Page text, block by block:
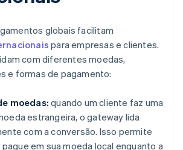
globais facilitam
para empresas e clientes.
com diferentes moedas,
e formas de pagamento:
moedas:quando um cliente faz uma
estrangeira, o gateway lida
com a conversão. Isso permite
em sua moeda local enquanto a